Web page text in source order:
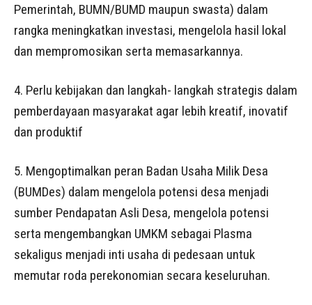
Pemerintah, BUMN/BUMD maupun swasta) dalam
rangka meningkatkan investasi, mengelola hasil lokal
dan mempromosikan serta memasarkannya.
4. Perlu kebijakan dan langkah- langkah strategis dalam
pemberdayaan masyarakat agar lebih kreatif, inovatif
dan produktif
5. Mengoptimalkan peran Badan Usaha Milik Desa
(BUMDes) dalam mengelola potensi desa menjadi
sumber Pendapatan Asli Desa, mengelola potensi
serta mengembangkan UMKM sebagai Plasma
sekaligus menjadi inti usaha di pedesaan untuk
memutar roda perekonomian secara keseluruhan.